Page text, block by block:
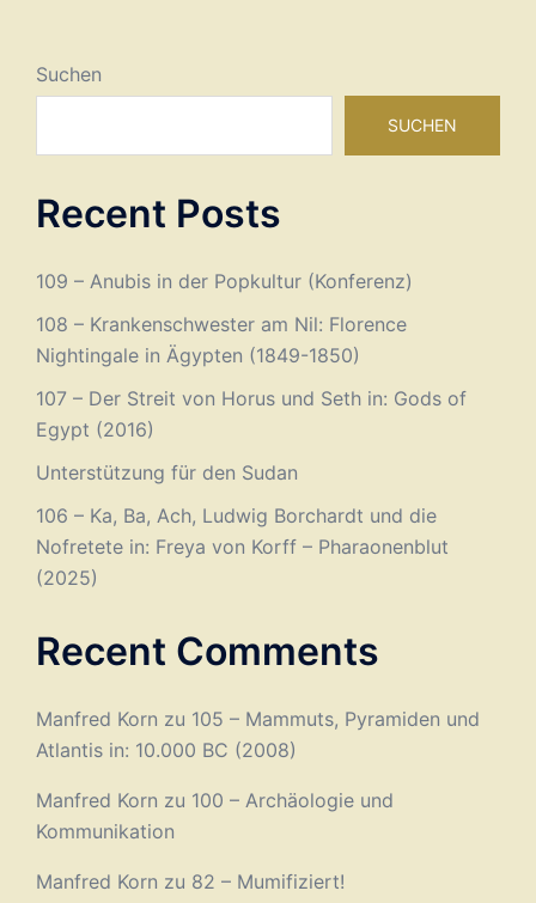
Suchen
SUCHEN
Recent Posts
109 – Anubis in der Popkultur (Konferenz)
108 – Krankenschwester am Nil: Florence
Nightingale in Ägypten (1849-1850)
107 – Der Streit von Horus und Seth in: Gods of
Egypt (2016)
Unterstützung für den Sudan
106 – Ka, Ba, Ach, Ludwig Borchardt und die
Nofretete in: Freya von Korff – Pharaonenblut
(2025)
Recent Comments
Manfred Korn zu 105 – Mammuts, Pyramiden und
Atlantis in: 10.000 BC (2008)
Manfred Korn zu 100 – Archäologie und
Kommunikation
Manfred Korn zu 82 – Mumifiziert!